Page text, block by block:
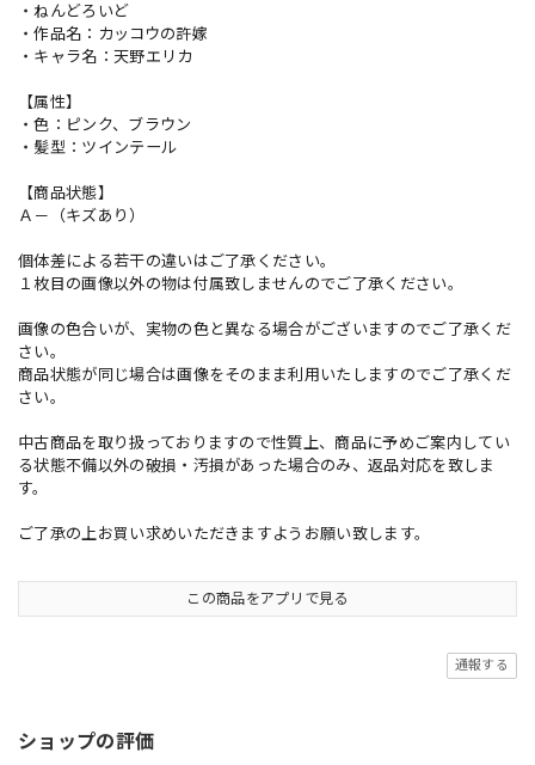
・ねんどろいど
・作品名：カッコウの許嫁
・キャラ名：天野エリカ
【属性】
・色：ピンク、ブラウン
・髪型：ツインテール
【商品状態】
Ａ－（キズあり）
個体差による若干の違いはご了承ください。
１枚目の画像以外の物は付属致しませんのでご了承ください。
画像の色合いが、実物の色と異なる場合がございますのでご了承くだ
さい。
商品状態が同じ場合は画像をそのまま利用いたしますのでご了承くだ
さい。
中古商品を取り扱っておりますので性質上、商品に予めご案内してい
る状態不備以外の破損・汚損があった場合のみ、返品対応を致しま
す。
ご了承の上お買い求めいただきますようお願い致します。
この商品をアプリで見る
通報する
ショップの評価